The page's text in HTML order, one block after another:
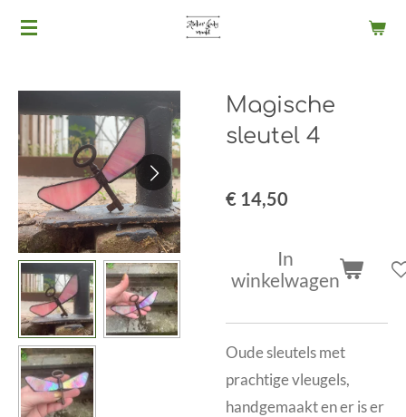
Ga
hoofdinhoud
Magische
sleutel 4
€ 14,50
In
winkelwagen
Oude sleutels met
prachtige vleugels,
handgemaakt en er is er